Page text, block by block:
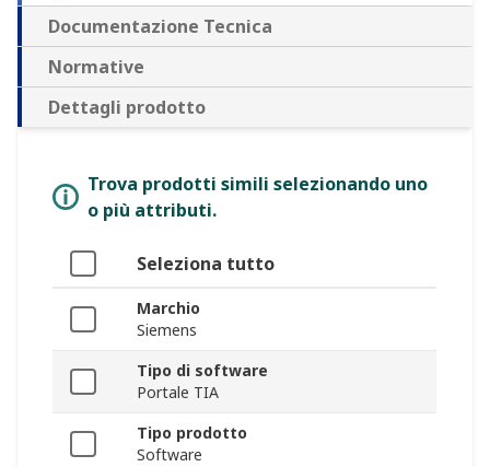
Documentazione Tecnica
Normative
Dettagli prodotto
Trova prodotti simili selezionando uno
o più attributi.
Seleziona tutto
Marchio
Siemens
Tipo di software
Portale TIA
Tipo prodotto
Software